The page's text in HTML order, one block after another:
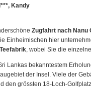
Kandy
Zugfahrt nach Nanu
Einheimischen hier
Teefabrik, wobei Sie die
Lankas bekanntestem
der Insel. Viele der
den grössten 18-Loch-